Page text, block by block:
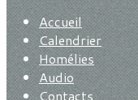
Accueil
Calendrier
Homélies
Audio
Contacts